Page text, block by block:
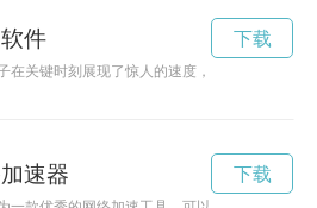
件
在关键时刻展现了惊人的速度，刷新了所有人的
下载
速器 下载